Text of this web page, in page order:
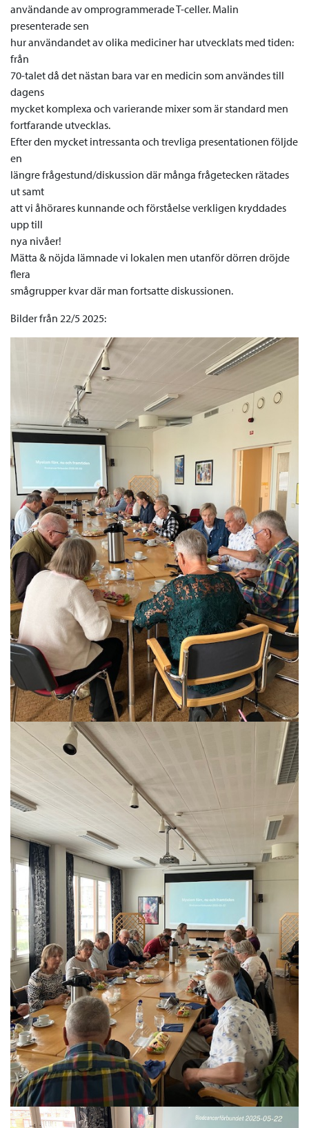
användande av omprogrammerade T-celler. Malin
presenterade sen
hur användandet av olika mediciner har utvecklats med tiden:
från
70-talet då det nästan bara var en medicin som användes till
dagens
mycket komplexa och varierande mixer som är standard men
fortfarande utvecklas.
Efter den mycket intressanta och trevliga presentationen följde
en
längre frågestund/diskussion där många frågetecken rätades
ut samt
att vi åhörares kunnande och förståelse verkligen kryddades
upp till
nya nivåer!
Mätta & nöjda lämnade vi lokalen men utanför dörren dröjde
flera
smågrupper kvar där man fortsatte diskussionen.
Bilder från 22/5 2025: